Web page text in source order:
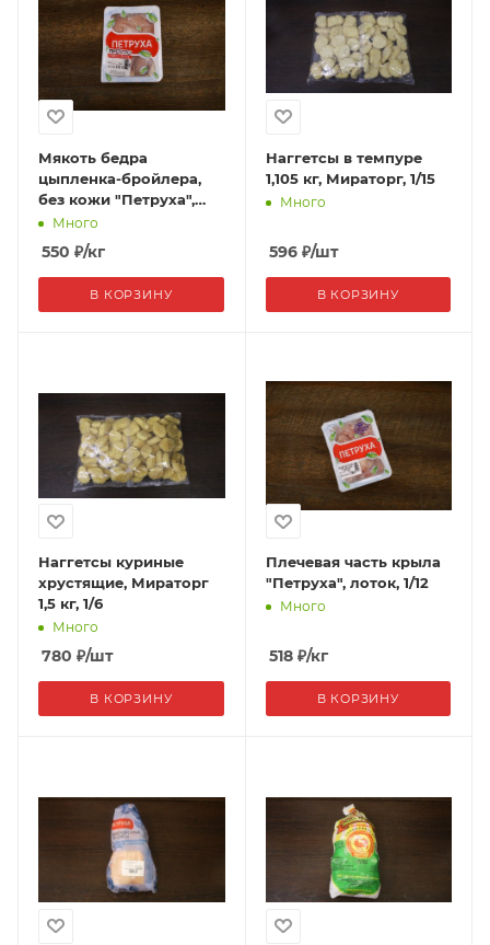
Мякоть бедра
цыпленка-бройлера,
без кожи "Петруха",
лоток, 1/12
Много
550 ₽/кг
В КОРЗИНУ
Наггетсы в темпуре
1,105 кг, Мираторг, 1/15
Много
596₽/шт
В КОРЗИНУ
Наггетсы куриные
хрустящие, Мираторг
1,5 кг, 1/6
Много
780 ₽/шт
В КОРЗИНУ
Плечевая часть крыла
"Петруха", лоток, 1/12
Много
518₽/кг
В КОРЗИНУ